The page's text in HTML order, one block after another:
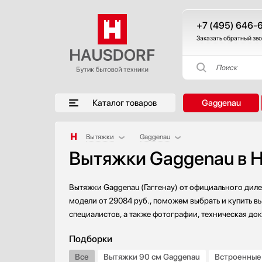
+7 (495) 646-
Заказать обратный
Поиск
Каталог товаров Gaggenau
Вытяжки
Аксессуары
Аксессуары и принадлежности
Акустические системы
Аромастанции
Барбекю
Блендеры
Вакуумные упаковщики
Gaggenau
AEG
Barazza
Bertazzoni
BORA
De Dietrich
Вытяжки Gaggenau в
Вытяжки Gaggenau (Гаггенау) от официального
модели от 29084 руб., поможем выбрать и купить
специалистов, а также фотографии, техническая
Подборки
Все Вытяжки 90 см Gaggenau